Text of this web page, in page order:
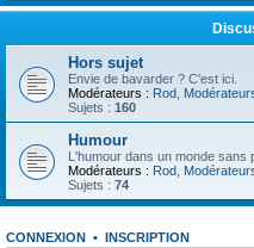
Hors sujet
Envie de bavarder ? C'est ici.
Modérateurs : Rod
Sujets : 160
Humour
L'humour dans un monde sans
Modérateurs : Rod
Sujets : 74
CONNEXION • INSCRIPTION